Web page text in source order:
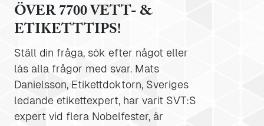
ÖVER 7700 VETT- &
ETIKETTTIPS!
Ställ din fråga, sök efter något eller
läs alla frågor med svar. Mats
Danielsson, Etikettdoktorn, Sveriges
ledande etikettexpert, har varit SVT:S
expert vid flera Nobelfester, är